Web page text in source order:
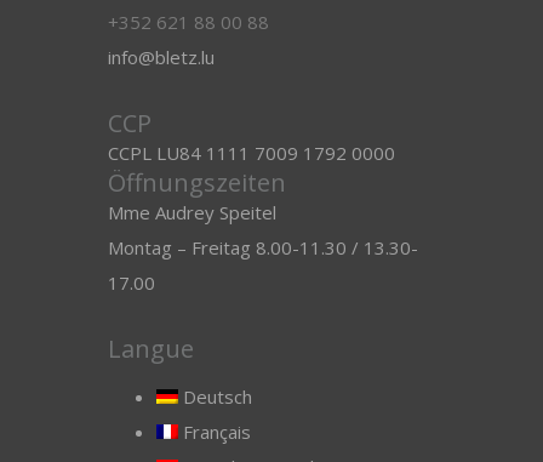
+352 621 88 00 88
info@bletz.lu
CCP
CCPL LU84 1111 7009 1792 0000
Öffnungszeiten
Mme Audrey Speitel
Montag – Freitag 8.00-11.30 / 13.30-
17.00
Langue
Deutsch
Français